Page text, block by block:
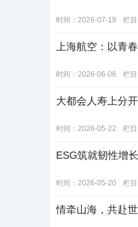
时间：2026-07-19 栏目
上海航空：以青
时间：2026-06-06 栏目
大都会人寿上分
时间：2026-05-22 栏目
ESG筑就韧性增
时间：2026-05-20 栏目
情牵山海，共赴